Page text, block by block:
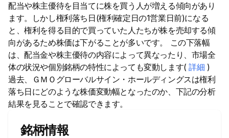
配当や株主優待を目当てに株を買う人が増える傾向があり
ます。しかし権利落ち日(権利確定日の1営業日前)になる
と、権利を得る目的で買っていた人たちが株を売却する傾
向があるため株価は下がることが多いです。 この下落幅
は、配当金や株主優待の内容によって異なったり、市場全
体の状況や個別銘柄の特性によっても変動します(詳細 )
過去、ＧＭＯグローバルサイン・ホールディングスは権利
落ち日にどのような株価変動幅となったのか、下記の分析
結果を見ることで確認できます。
銘柄情報